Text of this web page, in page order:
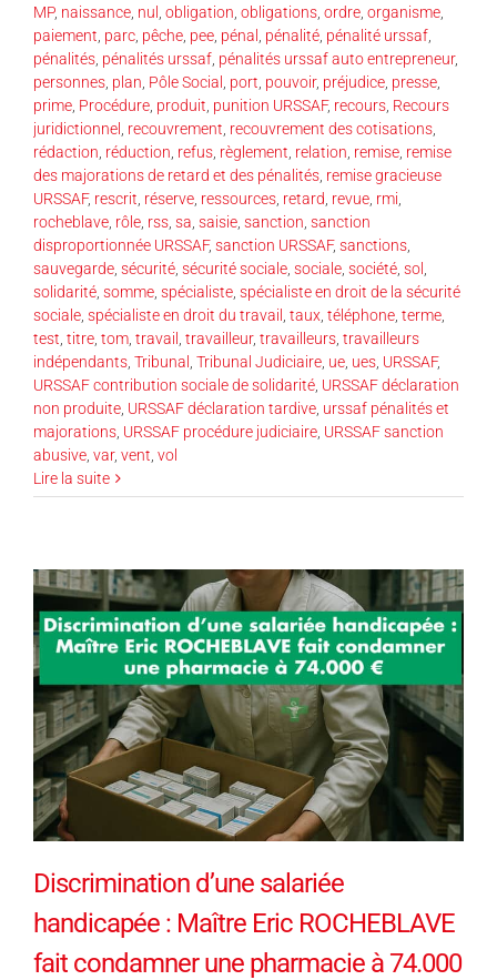
MP, naissance, nul , obligation, obligations, ordre, organisme,
paiement, parc, pêche, pee, pénal , pénalité, pénalité urssaf,
pénalités, pénalités urssaf, pénalités urssaf auto entrepreneur,
personnes, plan, Pôle Social , port, pouvoir, préjudice, presse,
prime, Procédure, produit, punition URSSAF, recours, Recours
juridictionnel , recouvrement, recouvrement des cotisations,
rédaction, réduction, refus, règlement, relation, remise, remise
des majorations de retard et des pénalités, remise gracieuse
URSSAF, rescrit, réserve, ressources, retard, revue, rmi,
rocheblave, rôle, rss, sa, saisie, sanction, sanction
disproportionnée URSSAF, sanction URSSAF, sanctions,
sauvegarde, sécurité, sécurité sociale, sociale, société, sol ,
solidarité, somme, spécialiste, spécialiste en droit de la sécurité
sociale, spécialiste en droit du travail , taux, téléphone, terme,
test, titre, tom, travail , travailleur, travailleurs, travailleurs
indépendants, Tribunal , Tribunal Judiciaire, ue, ues, URSSAF,
URSSAF contribution sociale de solidarité, URSSAF déclaration
non produite, URSSAF déclaration tardive, urssaf pénalités et
majorations, URSSAF procédure judiciaire, URSSAF sanction
abusive, var, vent, vol
Lire la suite
Discrimination d’une salariée
handicapée : Maître Eric ROCHEBLAVE
fait condamner une pharmacie à 74.000